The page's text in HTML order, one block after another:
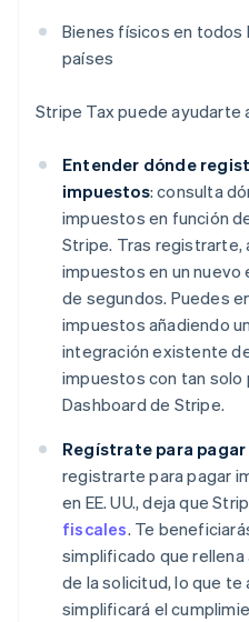
Bienes físicos en todos
países
Stripe Tax puede ayudarte
Entender dónde
impuestos: consulta
impuestos en función
Stripe. Tras registrarte,
impuestos en un
de segundos. Puedes
impuestos añadiendo
integración existente
impuestos con tan solo
Dashboard de Stripe.
Regístrate para
registrarte para pagar
en EE. UU., deja que
fiscales. Te
simplificado que
de la solicitud, lo que
simplificará el